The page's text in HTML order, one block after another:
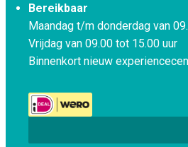
Bereikbaar
Maandag t/m donderdag van
Vrijdag van 09.00 tot 15.00 uur
Binnenkort nieuw